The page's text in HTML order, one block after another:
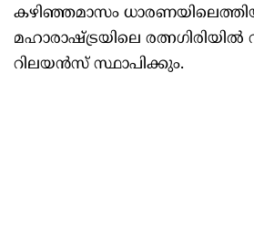
കഴിഞ്ഞമാസം
മഹാരാഷ്ട്രയിലെ
റിലയൻസ് സ്ഥാപിക്കും.